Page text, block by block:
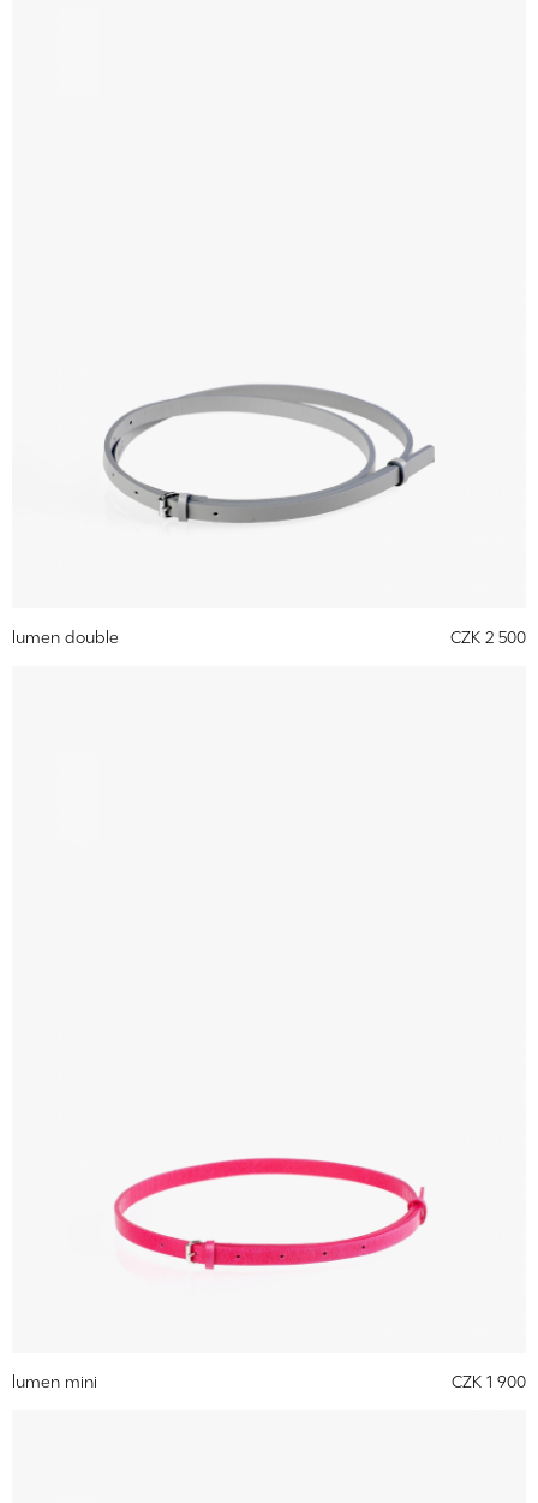
lumen double CZK 2 500
lumen mini CZK 1 900